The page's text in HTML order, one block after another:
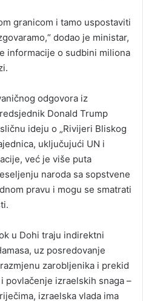
granicom i tamo uspostaviti
dodao je ministar,
informacije o sudbini miliona
odgovora iz
Donald Trump
ideju o „Rivijeri Bliskog
uključujući UN i
već je više puta
naroda sa sopstvene
pravu i mogu se smatrati
u Dohi traju indirektni
uz posredovanje
zarobljenika i prekid
povlačenje izraelskih snaga –
izraelska vlada ima